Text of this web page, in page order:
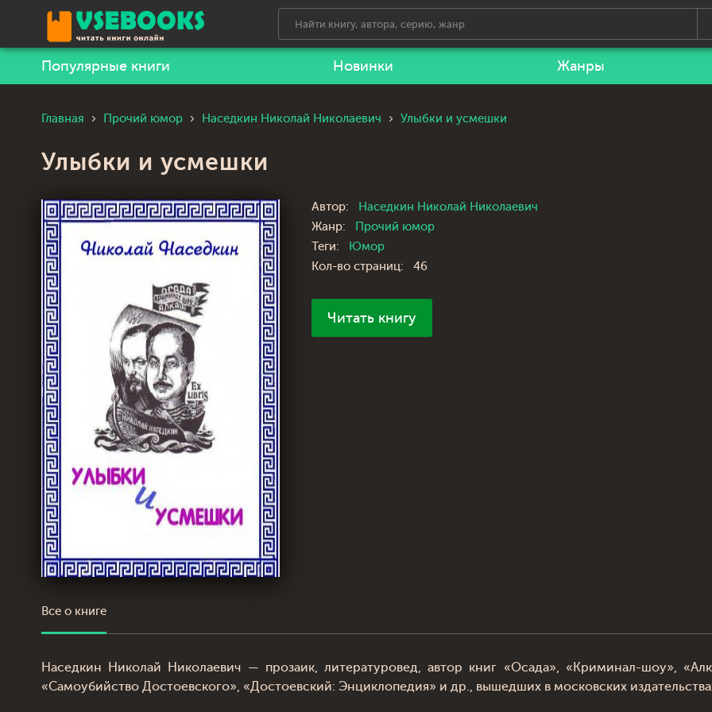
Популярные книги Новинки Жанры
Главная Прочий юмор Наседкин Николай Николаевич Улыбки и усмешки
Улыбки и усмешки
Автор:
Наседкин Николай Николаевич
Жанр:
Прочий юмор
Теги:
Юмор
Кол-во страниц:
46
Читать книгу
Все о книге
Наседкин Николай Николаевич — прозаик, литературовед, автор книг «Осада», «Криминал-шоу»,
«Самоубийство Достоевского», «Достоевский: Энциклопедия» и др., вышедших в московских